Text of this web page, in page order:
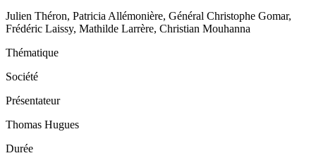
Julien Théron, Patricia Allémonière, Général Christophe Gomar,
Frédéric Laissy, Mathilde Larrère, Christian Mouhanna
Thématique
Société
Présentateur
Thomas Hugues
Durée